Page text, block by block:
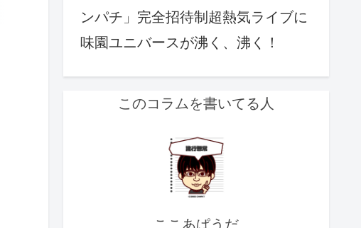
ンパチ」完全招待制超熱気ライブに
味園ユニバースが沸く、沸く！
このコラムを書いてる人
ここあぱうだ